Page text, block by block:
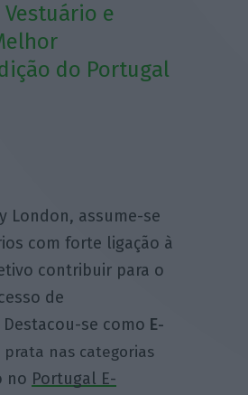
e
do Portugal
London, assume-se
com forte ligação à
contribuir para o
de
se como E-
nas categorias
no Portugal E-